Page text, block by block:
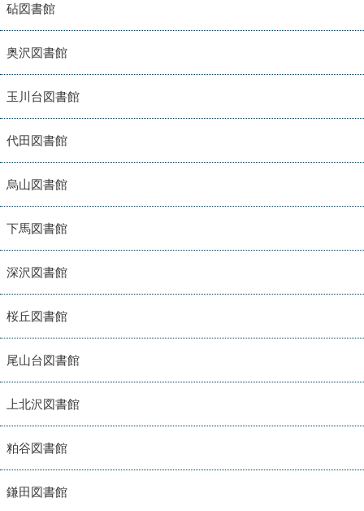
砧図書館
奥沢図書館
玉川台図書館
代田図書館
烏山図書館
下馬図書館
深沢図書館
桜丘図書館
尾山台図書館
上北沢図書館
粕谷図書館
鎌田図書館